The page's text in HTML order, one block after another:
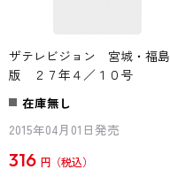
ザテレビジョン 宮城・福島
版 ２７年４／１０号
在庫無し
2015年04月01日発売
316 円